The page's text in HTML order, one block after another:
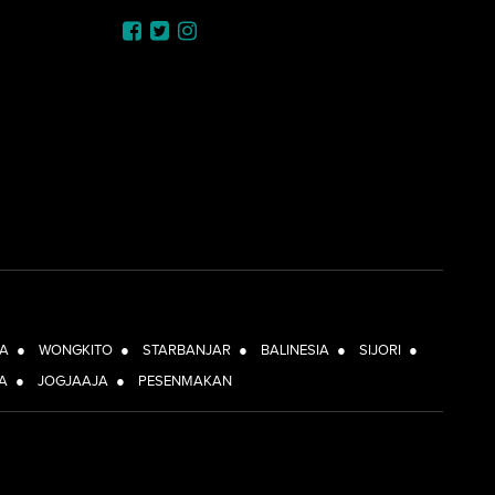
● WONGKITO ● STARBANJAR ● BALINESIA ● SIJORI ●
● JOGJAAJA ● PESENMAKAN